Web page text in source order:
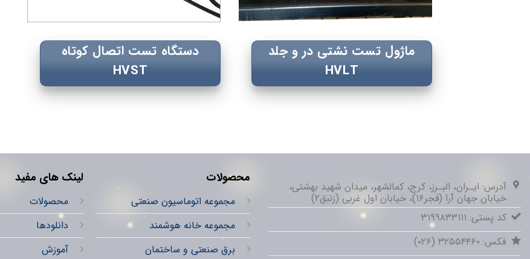
ماژول تست نشتی در و جلد
HVLT
دستگاه تست اتصال کوتاه
HVST
آدرس: ایـران، البـرز، کرج، کمالشهر، میدان شهید بهشتی،
خیابان جهان آرا (فجر۱۶)، خیابان اول غربی (زنبق۲)
کد پستی: ۳۱۹۹۸۳۳۱۱۱
فکس: ۳۲۵۵۴۴۶۰ (۰۲۶)
محصولات
مجموعه اتوماسیون صنعتی
مجموعه خانه هوشمند
برق صنعتی و ساختمان
لینک های مفید
محصولات
دانلودها
آموزش